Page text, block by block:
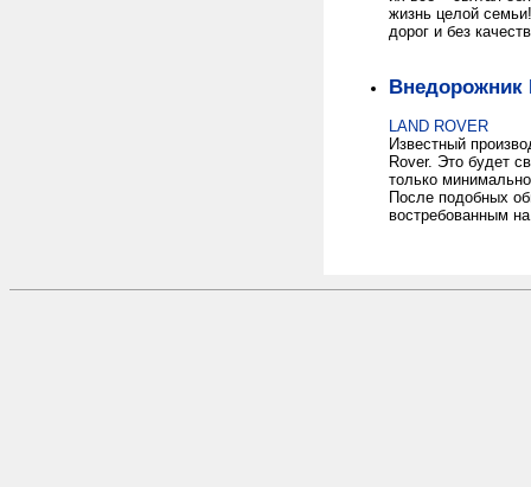
жизнь целой
дорог и без
Внедорожник
LAND ROVER
Известный
Rover. Это будет
только
После подобных
востребованным